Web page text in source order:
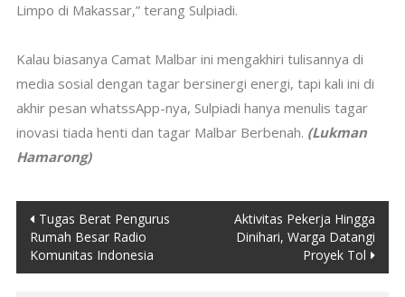
Limpo di Makassar,” terang Sulpiadi.
Kalau biasanya Camat Malbar ini mengakhiri tulisannya di
media sosial dengan tagar bersinergi energi, tapi kali ini di
akhir pesan whatssApp-nya, Sulpiadi hanya menulis tagar
inovasi tiada henti dan tagar Malbar Berbenah. (Lukman
Hamarong)
Post
navigation
Tugas Berat Pengurus
Rumah Besar Radio
Komunitas Indonesia
Aktivitas Pekerja Hingga
Dinihari, Warga Datangi
Proyek Tol